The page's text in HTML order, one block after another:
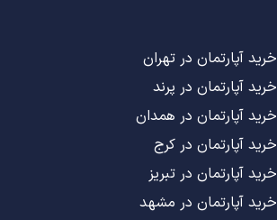
خرید آپارتمان در تهران
خرید آپارتمان در پرند
خرید آپارتمان در همدان
خرید آپارتمان در کرج
خرید آپارتمان در تبریز
خرید آپارتمان در مشهد